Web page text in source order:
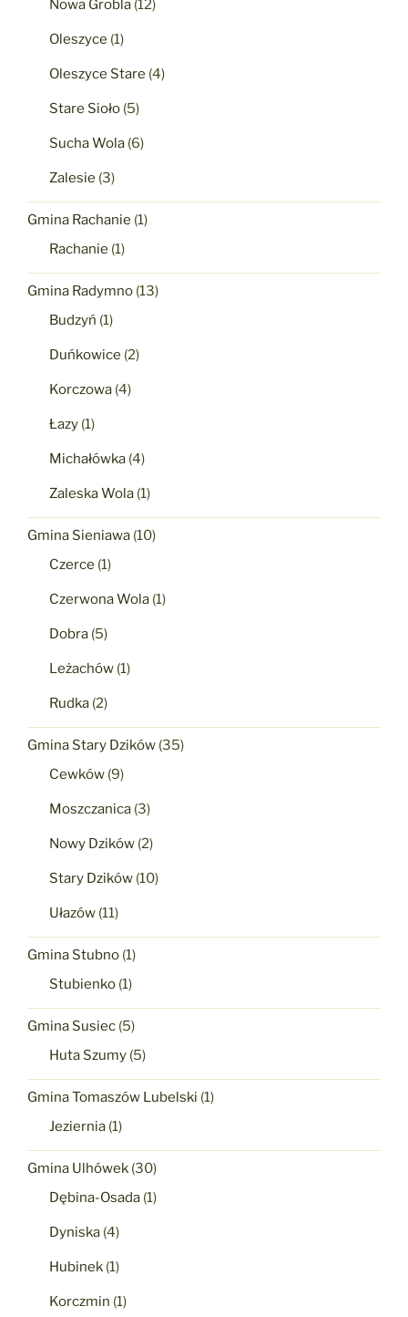
Nowa Grobla (12)
Oleszyce (1)
Oleszyce Stare (4)
Stare Sioło (5)
Sucha Wola (6)
Zalesie (3)
Gmina Rachanie (1)
Rachanie (1)
Gmina Radymno (13)
Budzyń (1)
Duńkowice (2)
Korczowa (4)
Łazy (1)
Michałówka (4)
Zaleska Wola (1)
Gmina Sieniawa (10)
Czerce (1)
Czerwona Wola (1)
Dobra (5)
Leżachów (1)
Rudka (2)
Gmina Stary Dzików (35)
Cewków (9)
Moszczanica (3)
Nowy Dzików (2)
Stary Dzików (10)
Ułazów (11)
Gmina Stubno (1)
Stubienko (1)
Gmina Susiec (5)
Huta Szumy (5)
Gmina Tomaszów Lubelski (1)
Jeziernia (1)
Gmina Ulhówek (30)
Dębina-Osada (1)
Dyniska (4)
Hubinek (1)
Korczmin (1)